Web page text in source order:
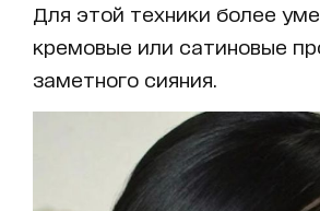
Для этой техники более
кремовые или сатиновые
заметного сияния.